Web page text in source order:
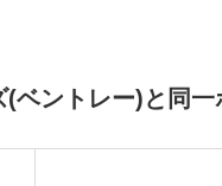
(ベントレー)と同